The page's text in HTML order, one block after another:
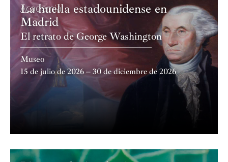
Academia
La huella estadounidense en
Madrid
El retrato de George Washington
Museo
15 de julio de 2026 – 30 de diciembre de 2026